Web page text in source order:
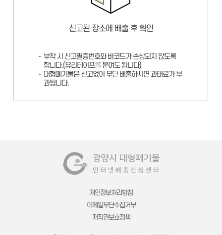
신고된 장소에 배출 후 확인
부착 시 신고필증번호와 바코드가 손상되지 않도록
합니다.(유리테이프를 붙여도 됩니다)
대형폐기물은 신고없이 무단 배출하시면 과태료가 부
과됩니다.
개인정보처리방침
이메일무단수집거부
저작권보호정책